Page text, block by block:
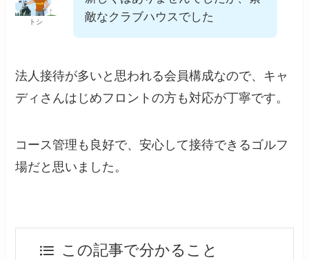
トシ
敵なクラブハウスでした
法人接待が多いと思われる会員構成なので、キャ
ディさんはじめフロントの方も対応が丁寧です。
コース管理も良好で、安心して接待できるゴルフ
場だと思いました。
この記事で分かること